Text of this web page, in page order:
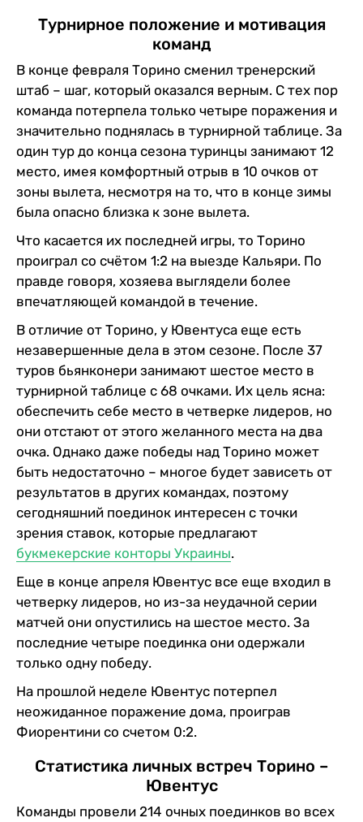
Турнирное положение и мотивация
команд
В конце февраля Торино сменил тренерский
штаб – шаг, который оказался верным. С тех пор
команда потерпела только четыре поражения и
значительно поднялась в турнирной таблице. За
один тур до конца сезона туринцы занимают 12
место, имея комфортный отрыв в 10 очков от
зоны вылета, несмотря на то, что в конце зимы
была опасно близка к зоне вылета.
Что касается их последней игры, то Торино
проиграл со счётом 1:2 на выезде Кальяри. По
правде говоря, хозяева выглядели более
впечатляющей командой в течение.
В отличие от Торино, у Ювентуса еще есть
незавершенные дела в этом сезоне. После 37
туров бьянконери занимают шестое место в
турнирной таблице с 68 очками. Их цель ясна:
обеспечить себе место в четверке лидеров, но
они отстают от этого желанного места на два
очка. Однако даже победы над Торино может
быть недостаточно – многое будет зависеть от
результатов в других командах, поэтому
сегодняшний поединок интересен с точки
зрения ставок, которые предлагают
букмекерские конторы Украины.
Еще в конце апреля Ювентус все еще входил в
четверку лидеров, но из-за неудачной серии
матчей они опустились на шестое место. За
последние четыре поединка они одержали
только одну победу.
На прошлой неделе Ювентус потерпел
неожиданное поражение дома, проиграв
Фиорентини со счетом 0:2.
Статистика личных встреч Торино –
Ювентус
Команды провели 214 очных поединков во всех